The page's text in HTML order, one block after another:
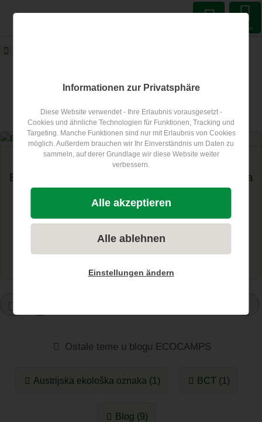
Menu
ECOCAMPS Blog
Članak na temuPodupirajući član
Edelboxx je novi premium član ECOCAMPING-a
Podupirajući član
„Ono što nas izdvaja je, uz kvalitetu i fleksibilnost, naše
kompetentno savjetovanje o rješenjima. Uvijek proizvodimo
prema zahtjevima...
Nastavi čitati...
Ostale teme u blogu ECOCAMPS
Austrijska ekološka oznaka (1) BCT (1)
Blog (9)
Informationen zur Privatsphäre
Diese Website verwendet - Ihre Erlaubnis vorausgesetzt -
Cookies und ähnliche Technologien für Funktionen, Tracking und
Targeting. Manche Funktionen sind nur mit Erlaubnis von Cookies
möglich. Außerdem brauchen wir Ihr Einverständnis um Daten zu
sammeln, auf derer Grundlage wir diese Website weiter
verbessern.
Alle akzeptieren
Alle ablehnen
Einstellungen ändern